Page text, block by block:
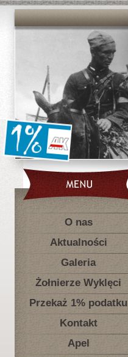
O nas
Aktualności
Galeria
Żołnierze Wyklęci
Przekaż 1% podatku
Kontakt
Apel